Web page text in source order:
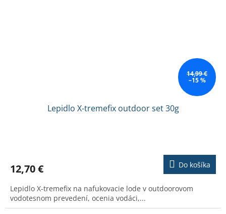
14,99 €
–15 %
Lepidlo X-tremefix outdoor set 30g
je
z
5
hviezdičiek.
12,70 € Do košíka
Lepidlo X-tremefix na nafukovacie lode v outdoorovom
vodotesnom prevedení, ocenia vodáci,...